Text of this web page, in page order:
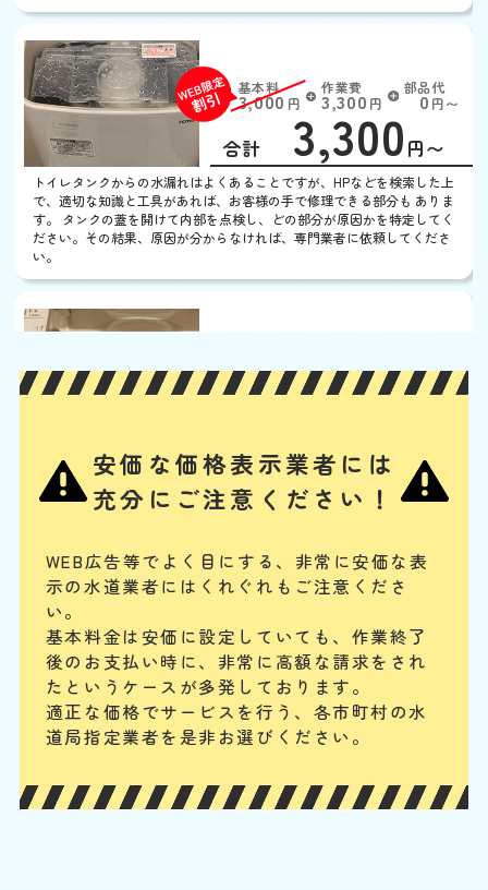
基本料
3,000 円 W
EB
限
定
割
引
作業費
3,300 円
部品代
0円〜
合計 3,300 円〜
トイレタンクからの水漏れはよくあることですが、HPなどを検索した上
で、適切な知識と工具があれば、お客様の手で修理できる部分も ありま
す。 タンクの蓋を開けて内部を点検し、どの部分が原因かを特定してく
ださい。その結果、原因が分からなければ、専門業者に依頼してくださ
い。
基本料
3,000 W
定
割
引
作業費
3,300
部品代
0
ノズルや内部のバルブユニットの汚れ・劣化、給水ホースの緩みや劣
化、給水フィルターのつまり、水抜き栓の劣化などが、主な水漏れの原
配管やパイプから水漏れ
基本料
3,000 円 W
EB
限
定
割
引
作業費
3,850 円
部品代
0
合計 3,850
配管継ぎ目のナット緩みや配管内パッキンの劣化などが原因の場合が多
いです。パイプの破損や分かりにくい細かなひび割れの場合もあります
ます。
安価な価格表示業者には
充分にご注意ください！
WEB広告等でよく目にする、非常に安価な表
示の水道業者にはくれぐれもご注意くださ
い。
基本料金は安価に設定していても、作業終了
後のお支払い時に、 非常に高額な請求をされ
たというケースが多発しております。
適正な価格でサービスを行う、各市町村の水
道局指定業者を是非お選びください。